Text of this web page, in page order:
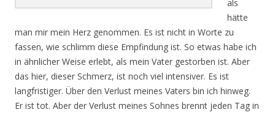
als
hätte
man mir mein Herz genommen. Es ist nicht in Worte zu
fassen, wie schlimm diese Empfindung ist. So etwas habe ich
in ähnlicher Weise erlebt, als mein Vater gestorben ist. Aber
das hier, dieser Schmerz, ist noch viel intensiver. Es ist
langfristiger. Über den Verlust meines Vaters bin ich hinweg.
Er ist tot. Aber der Verlust meines Sohnes brennt jeden Tag in